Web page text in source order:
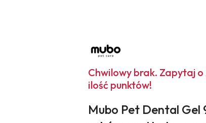
NAZWA
PRODUCENTA:
PET
CARE
Chwilowy brak. Zapytaj
ilość punktów!
Mubo Pet Dental